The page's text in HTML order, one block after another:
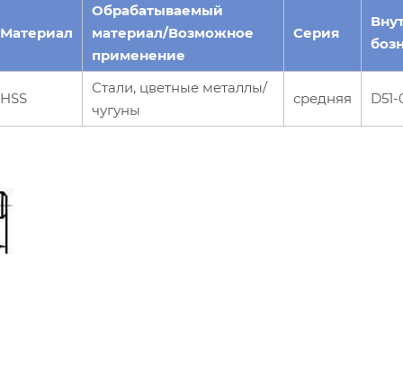
Материал
Обрабатываемый
материал/Возможное
применение
Серия
HSS
Стали, цветные металлы/
чугуны
средняя